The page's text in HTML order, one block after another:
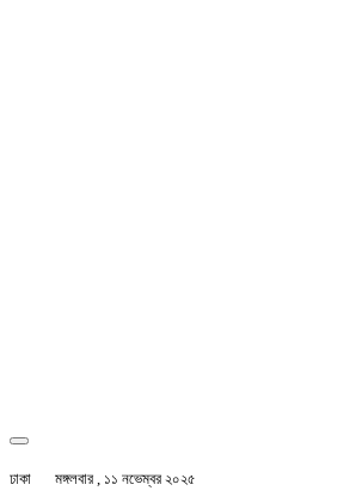
ঢাকা মঙ্গলবার , ১১ নভেম্বর ২০২৫